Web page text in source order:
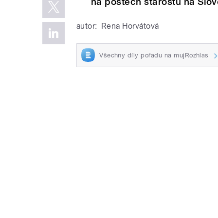
autor: Rena Horvátová
Všechny díly pořadu na mujRozhlas